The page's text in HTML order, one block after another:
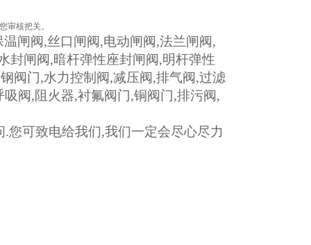
审核把关。
温闸阀,丝口闸阀,电动闸阀,法兰闸阀,
封闸阀,暗杆弹性座封闸阀,明杆弹性
阀门,水力控制阀,减压阀,排气阀,过滤
吸阀,阻火器,衬氟阀门,铜阀门,排污阀,
.您可致电给我们,我们一定会尽心尽力